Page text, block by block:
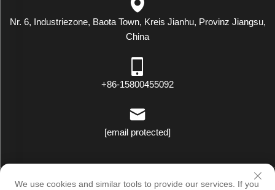
Nr. 6, Industriezone, Baota Town, Kreis Jianhu, Provinz Jiangsu,
China
+86-15800455092
[email protected]
Copyright © Luxstar Industrial(Jiangsu) Co.,Ltd. Alle Rechte
We use cookies and similar tools to provide our services. If you